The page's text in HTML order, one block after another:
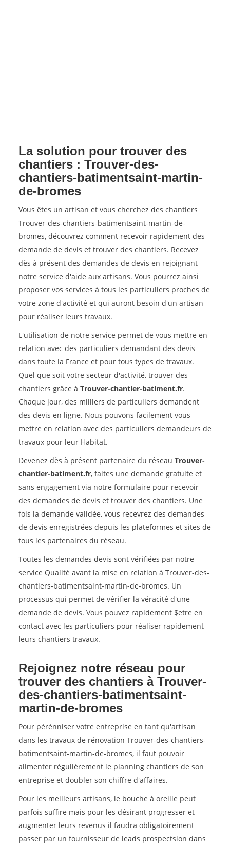
La solution pour trouver des
chantiers : Trouver-des-
chantiers-batimentsaint-martin-
de-bromes
Vous êtes un artisan et vous cherchez des chantiers
Trouver-des-chantiers-batimentsaint-martin-de-
bromes, découvrez comment recevoir rapidement des
demande de devis et trouver des chantiers. Recevez
dès à présent des demandes de devis en rejoignant
notre service d'aide aux artisans. Vous pourrez ainsi
proposer vos services à tous les particuliers proches de
votre zone d'activité et qui auront besoin d'un artisan
pour réaliser leurs travaux.
L'utilisation de notre service permet de vous mettre en
relation avec des particuliers demandant des devis
dans toute la France et pour tous types de travaux.
Quel que soit votre secteur d'activité, trouver des
chantiers grâce à Trouver-chantier-batiment.fr.
Chaque jour, des milliers de particuliers demandent
des devis en ligne. Nous pouvons facilement vous
mettre en relation avec des particuliers demandeurs de
travaux pour leur Habitat.
Devenez dès à présent partenaire du réseau Trouver-
chantier-batiment.fr, faites une demande gratuite et
sans engagement via notre formulaire pour recevoir
des demandes de devis et trouver des chantiers. Une
fois la demande validée, vous recevrez des demandes
de devis enregistrées depuis les plateformes et sites de
tous les partenaires du réseau.
Toutes les demandes devis sont vérifiées par notre
service Qualité avant la mise en relation à Trouver-des-
chantiers-batimentsaint-martin-de-bromes. Un
processus qui permet de vérifier la véracité d'une
demande de devis. Vous pouvez rapidement $etre en
contact avec les particuliers pour réaliser rapidement
leurs chantiers travaux.
Rejoignez notre réseau pour
trouver des chantiers à Trouver-
des-chantiers-batimentsaint-
martin-de-bromes
Pour pérénniser votre entreprise en tant qu'artisan
dans les travaux de rénovation Trouver-des-chantiers-
batimentsaint-martin-de-bromes, il faut pouvoir
alimenter régulièrement le planning chantiers de son
entreprise et doubler son chiffre d'affaires.
Pour les meilleurs artisans, le bouche à oreille peut
parfois suffire mais pour les désirant progresser et
augmenter leurs revenus il faudra obligatoirement
passer par un fournisseur de leads prospectsion dans